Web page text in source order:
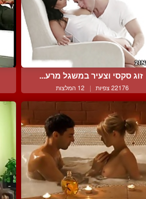
זוג סקסי וצעיר במשגל מרע...
22176 צפיות | 12 המלצות